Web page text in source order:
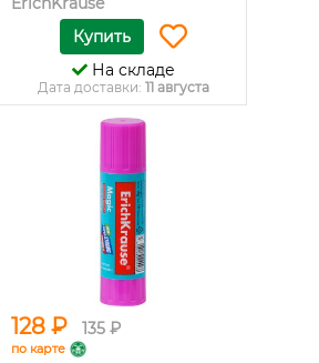
Купить
На складе
Дата доставки: 11 августа
128 ₽ 135 ₽
по карте